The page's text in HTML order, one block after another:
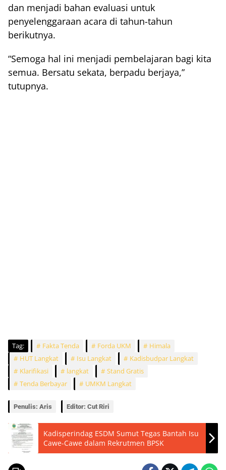
dan menjadi bahan evaluasi untuk
penyelenggaraan acara di tahun-tahun
berikutnya.
“Semoga hal ini menjadi pembelajaran bagi kita
semua. Bersatu sekata, berpadu berjaya,”
tutupnya.
Tag: Fakta Tenda Forda UKM
Himala
HUT Langkat
Isu Langkat
Kadisbudpar Langkat
Klarifikasi
langkat
Stand Gratis
Tenda Berbayar
UMKM Langkat
Penulis: Aris Editor: Cut Riri
Kadisperindag ESDM Sumut Tegas Bantah Isu
Cawe-Cawe dalam Rekrutmen BPSK